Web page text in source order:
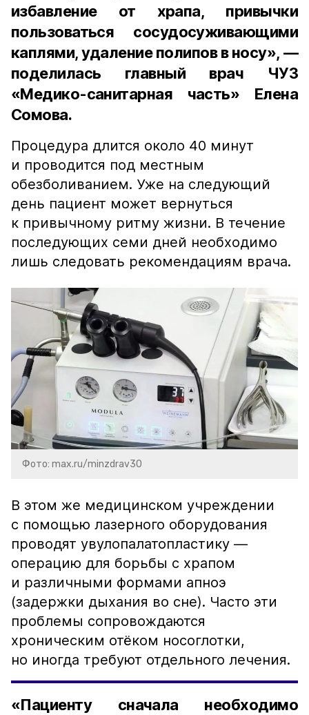
избавление от храпа, привычки
пользоваться сосудосуживающими
каплями, удаление полипов в носу», —
поделилась главный врач ЧУЗ
«Медико-санитарная часть» Елена
Сомова.
Процедура длится около 40 минут
и проводится под местным
обезболиванием. Уже на следующий
день пациент может вернуться
к привычному ритму жизни. В течение
последующих семи дней необходимо
лишь следовать рекомендациям врача.
Фото: max.ru/minzdrav30
В этом же медицинском учреждении
с помощью лазерного оборудования
проводят увулопалатопластику —
операцию для борьбы с храпом
и различными формами апноэ
(задержки дыхания во сне). Часто эти
проблемы сопровождаются
хроническим отёком носоглотки,
но иногда требуют отдельного лечения.
«Пациенту сначала необходимо